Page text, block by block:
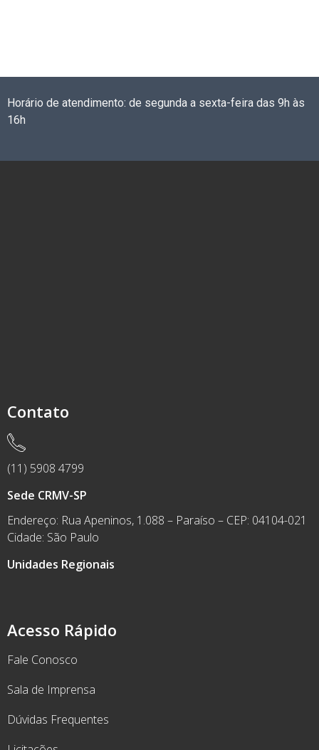
Horário de atendimento: de segunda a sexta-feira das 9h às
16h
Acesso Rápido
Fale Conosco
Sala de Imprensa
Dúvidas Frequentes
Contato
(11) 5908 4799
Sede CRMV-SP
Endereço: Rua Apeninos, 1.088 – Paraíso – CEP: 04104-021
Cidade: São Paulo
Unidades Regionais